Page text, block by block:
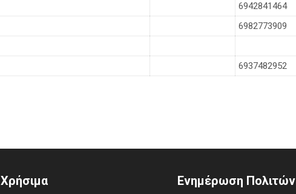
6942841464
6982773909
6937482952
Χρήσιμα Ενημέρωση Πολιτών